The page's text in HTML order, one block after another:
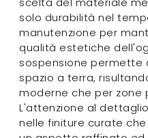
solo durabilità nel
manutenzione per
qualità estetiche
sospensione permette
spazio a terra,
moderne che per zone
L'attenzione al
nelle finiture curate